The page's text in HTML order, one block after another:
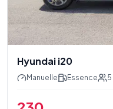
Hyundai i20
Manuelle Essence 5